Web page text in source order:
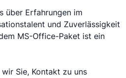
über Erfahrungen im
und Zuverlässigkeit
MS-Office-Paket ist ein
Sie, Kontakt zu uns